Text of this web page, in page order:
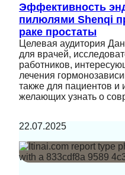
Эффективность
пилюлями Shenqi
раке простаты
Целевая аудитория
для врачей,
работников,
лечения
также для пациентов и
желающих узнать о
22.07.2025